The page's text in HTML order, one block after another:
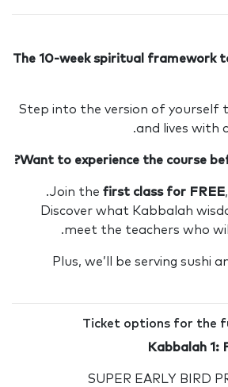
The 10-week spiritual framework
Step into the version of yourself
and lives with
Join the first class for FREE
Discover what Kabbalah
meet the teachers who
Plus, we’ll be serving sushi
Ticket options for the
Kabbalah 1: